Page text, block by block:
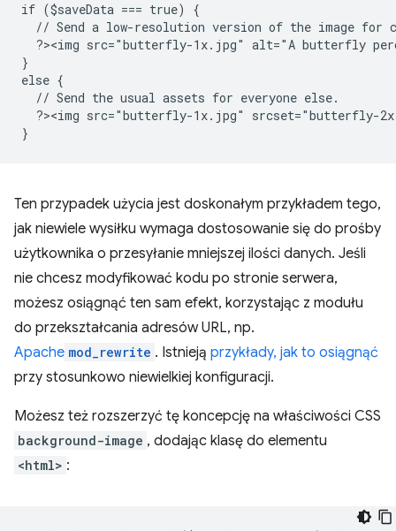
if ($saveData === true) {
// Send a low-resolution version of the image for
?><img src="butterfly-1x.jpg" alt="A butterfly
}
else {
  // Send the usual assets for everyone else.
?><img src="butterfly-1x.jpg" srcset="butterfly-
}
Ten przypadek użycia jest doskonałym przykładem tego,
jak niewiele wysiłku wymaga dostosowanie się do prośby
użytkownika o przesyłanie mniejszej ilości danych. Jeśli
nie chcesz modyfikować kodu po stronie serwera,
możesz osiągnąć ten sam efekt, korzystając z modułu
do przekształcania adresów URL, np.
Apache mod_rewrite . Istnieją przykłady, jak to osiągnąć
przy stosunkowo niewielkiej konfiguracji.
Możesz też rozszerzyć tę koncepcję na właściwości CSS
background-image , dodając klasę do elementu
<html> :